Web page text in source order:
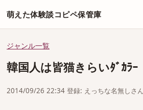
萌えた体験談コピペ保管庫
ジャンル一覧
韓国人は皆猫きらいﾀﾞｶﾗｰ
2014/09/26 22:34 登録: えっちな名無しさん